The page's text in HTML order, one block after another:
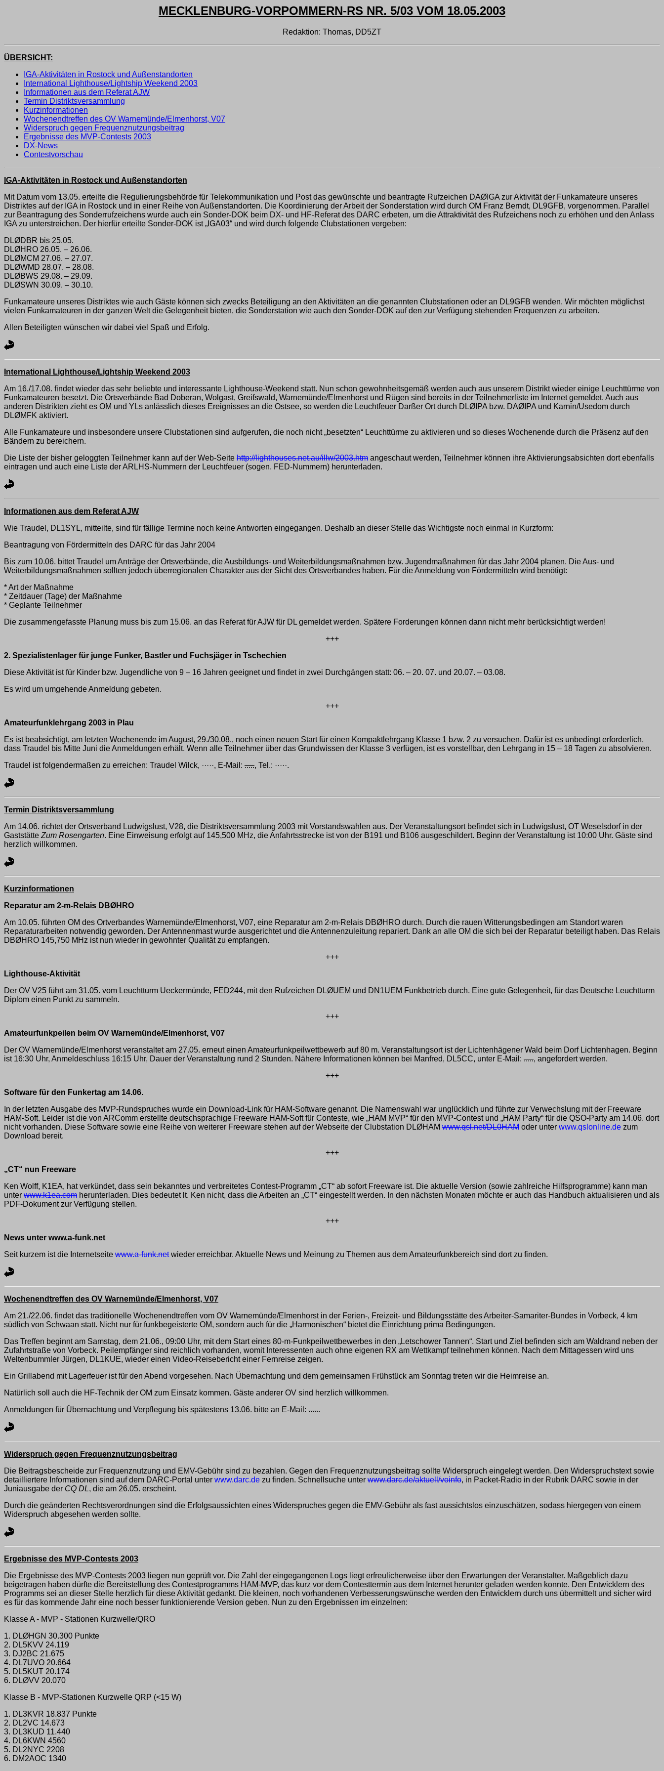
MECKLENBURG-VORPOMMERN-RS NR. 5/03 VOM 18.05.2003
Redaktion: Thomas, DD5ZT
ÜBERSICHT:
IGA-Aktivitäten in Rostock und Außenstandorten
International Lighthouse/Lightship Weekend 2003
Informationen aus dem Referat AJW
Termin Distriktsversammlung
Kurzinformationen
Wochenendtreffen des OV Warnemünde/Elmenhorst, V07
Widerspruch gegen Frequenznutzungsbeitrag
Ergebnisse des MVP-Contests 2003
DX-News
Contestvorschau
IGA-Aktivitäten in Rostock und Außenstandorten
Mit Datum vom 13.05. erteilte die Regulierungsbehörde für Telekommunikation und Post das gewünschte und beantragte Rufzeichen DAØIGA zur Aktivität der Funkamateure unseres
Distriktes auf der IGA in Rostock und in einer Reihe von Außenstandorten. Die Koordinierung der Arbeit der Sonderstation wird durch OM Franz Berndt, DL9GFB, vorgenommen. Parallel
zur Beantragung des Sonderrufzeichens wurde auch ein Sonder-DOK beim DX- und HF-Referat des DARC erbeten, um die Attraktivität des Rufzeichens noch zu erhöhen und den Anlass
IGA zu unterstreichen. Der hierfür erteilte Sonder-DOK ist „IGA03“ und wird durch folgende Clubstationen vergeben:
DLØDBR bis 25.05.
DLØHRO 26.05. – 26.06.
DLØMCM 27.06. – 27.07.
DLØWMD 28.07. – 28.08.
DLØBWS 29.08. – 29.09.
DLØSWN 30.09. – 30.10.
Funkamateure unseres Distriktes wie auch Gäste können sich zwecks Beteiligung an den Aktivitäten an die genannten Clubstationen oder an DL9GFB wenden. Wir möchten möglichst
vielen Funkamateuren in der ganzen Welt die Gelegenheit bieten, die Sonderstation wie auch den Sonder-DOK auf den zur Verfügung stehenden Frequenzen zu arbeiten.
Allen Beteiligten wünschen wir dabei viel Spaß und Erfolg.
International Lighthouse/Lightship Weekend 2003
Am 16./17.08. findet wieder das sehr beliebte und interessante Lighthouse-Weekend statt. Nun schon gewohnheitsgemäß werden auch aus unserem Distrikt wieder einige Leuchttürme von
Funkamateuren besetzt. Die Ortsverbände Bad Doberan, Wolgast, Greifswald, Warnemünde/Elmenhorst und Rügen sind bereits in der Teilnehmerliste im Internet gemeldet. Auch aus
anderen Distrikten zieht es OM und YLs anlässlich dieses Ereignisses an die Ostsee, so werden die Leuchtfeuer Darßer Ort durch DLØIPA bzw. DAØIPA und Karnin/Usedom durch
DLØMFK aktiviert.
Alle Funkamateure und insbesondere unsere Clubstationen sind aufgerufen, die noch nicht „besetzten“ Leuchttürme zu aktivieren und so dieses Wochenende durch die Präsenz auf den
Bändern zu bereichern.
Die Liste der bisher geloggten Teilnehmer kann auf der Web-Seite http://lighthouses.net.au/illw/2003.htm angeschaut werden, Teilnehmer können ihre Aktivierungsabsichten dort ebenfalls
eintragen und auch eine Liste der ARLHS-Nummern der Leuchtfeuer (sogen. FED-Nummern) herunterladen.
Informationen aus dem Referat AJW
Wie Traudel, DL1SYL, mitteilte, sind für fällige Termine noch keine Antworten eingegangen. Deshalb an dieser Stelle das Wichtigste noch einmal in Kurzform:
Beantragung von Fördermitteln des DARC für das Jahr 2004
Bis zum 10.06. bittet Traudel um Anträge der Ortsverbände, die Ausbildungs- und Weiterbildungsmaßnahmen bzw. Jugendmaßnahmen für das Jahr 2004 planen. Die Aus- und
Weiterbildungsmaßnahmen sollten jedoch überregionalen Charakter aus der Sicht des Ortsverbandes haben. Für die Anmeldung von Fördermitteln wird benötigt:
* Art der Maßnahme
* Zeitdauer (Tage) der Maßnahme
* Geplante Teilnehmer
Die zusammengefasste Planung muss bis zum 15.06. an das Referat für AJW für DL gemeldet werden. Spätere Forderungen können dann nicht mehr berücksichtigt werden!
+++
2. Spezialistenlager für junge Funker, Bastler und Fuchsjäger in Tschechien
Diese Aktivität ist für Kinder bzw. Jugendliche von 9 – 16 Jahren geeignet und findet in zwei Durchgängen statt: 06. – 20. 07. und 20.07. – 03.08.
Es wird um umgehende Anmeldung gebeten.
+++
Amateurfunklehrgang 2003 in Plau
Es ist beabsichtigt, am letzten Wochenende im August, 29./30.08., noch einen neuen Start für einen Kompaktlehrgang Klasse 1 bzw. 2 zu versuchen. Dafür ist es unbedingt erforderlich,
dass Traudel bis Mitte Juni die Anmeldungen erhält. Wenn alle Teilnehmer über das Grundwissen der Klasse 3 verfügen, ist es vorstellbar, den Lehrgang in 15 – 18 Tagen zu absolvieren.
Traudel ist folgendermaßen zu erreichen: Traudel Wilck, ·····, E-Mail: ....., Tel.: ·····.
Termin Distriktsversammlung
Am 14.06. richtet der Ortsverband Ludwigslust, V28, die Distriktsversammlung 2003 mit Vorstandswahlen aus. Der Veranstaltungsort befindet sich in Ludwigslust, OT Weselsdorf in der
Gaststätte Zum Rosengarten. Eine Einweisung erfolgt auf 145,500 MHz, die Anfahrtsstrecke ist von der B191 und B106 ausgeschildert. Beginn der Veranstaltung ist 10:00 Uhr. Gäste sind
herzlich willkommen.
Kurzinformationen
Reparatur am 2-m-Relais DBØHRO
Am 10.05. führten OM des Ortverbandes Warnemünde/Elmenhorst, V07, eine Reparatur am 2-m-Relais DBØHRO durch. Durch die rauen Witterungsbedingen am Standort waren
Reparaturarbeiten notwendig geworden. Der Antennenmast wurde ausgerichtet und die Antennenzuleitung repariert. Dank an alle OM die sich bei der Reparatur beteiligt haben. Das Relais
DBØHRO 145,750 MHz ist nun wieder in gewohnter Qualität zu empfangen.
+++
Lighthouse-Aktivität
Der OV V25 führt am 31.05. vom Leuchtturm Ueckermünde, FED244, mit den Rufzeichen DLØUEM und DN1UEM Funkbetrieb durch. Eine gute Gelegenheit, für das Deutsche Leuchtturm
Diplom einen Punkt zu sammeln.
+++
Amateurfunkpeilen beim OV Warnemünde/Elmenhorst, V07
Der OV Warnemünde/Elmenhorst veranstaltet am 27.05. erneut einen Amateurfunkpeilwettbewerb auf 80 m. Veranstaltungsort ist der Lichtenhägener Wald beim Dorf Lichtenhagen. Beginn
ist 16:30 Uhr, Anmeldeschluss 16:15 Uhr, Dauer der Veranstaltung rund 2 Stunden. Nähere Informationen können bei Manfred, DL5CC, unter E-Mail: ....., angefordert werden.
+++
Software für den Funkertag am 14.06.
In der letzten Ausgabe des MVP-Rundspruches wurde ein Download-Link für HAM-Software genannt. Die Namenswahl war unglücklich und führte zur Verwechslung mit der Freeware
HAM-Soft. Leider ist die von ARComm erstellte deutschsprachige Freeware HAM-Soft für Conteste, wie „HAM MVP“ für den MVP-Contest und „HAM Party“ für die QSO-Party am 14.06. dort
nicht vorhanden. Diese Software sowie eine Reihe von weiterer Freeware stehen auf der Webseite der Clubstation DLØHAM www.qsl.net/DL0HAM oder unter www.qslonline.de zum
Download bereit.
+++
„CT“ nun Freeware
Ken Wolff, K1EA, hat verkündet, dass sein bekanntes und verbreitetes Contest-Programm „CT“ ab sofort Freeware ist. Die aktuelle Version (sowie zahlreiche Hilfsprogramme) kann man
unter www.k1ea.com herunterladen. Dies bedeutet lt. Ken nicht, dass die Arbeiten an „CT“ eingestellt werden. In den nächsten Monaten möchte er auch das Handbuch aktualisieren und als
PDF-Dokument zur Verfügung stellen.
+++
News unter www.a-funk.net
Seit kurzem ist die Internetseite www.a-funk.netwieder erreichbar. Aktuelle News und Meinung zu Themen aus dem Amateurfunkbereich sind dort zu finden.
Wochenendtreffen des OV Warnemünde/Elmenhorst, V07
Am 21./22.06. findet das traditionelle Wochenendtreffen vom OV Warnemünde/Elmenhorst in der Ferien-, Freizeit- und Bildungsstätte des Arbeiter-Samariter-Bundes in Vorbeck, 4 km
südlich von Schwaan statt. Nicht nur für funkbegeisterte OM, sondern auch für die „Harmonischen“ bietet die Einrichtung prima Bedingungen.
Das Treffen beginnt am Samstag, dem 21.06., 09:00 Uhr, mit dem Start eines 80-m-Funkpeilwettbewerbes in den „Letschower Tannen“. Start und Ziel befinden sich am Waldrand neben der
Zufahrtstraße von Vorbeck. Peilempfänger sind reichlich vorhanden, womit Interessenten auch ohne eigenen RX am Wettkampf teilnehmen können. Nach dem Mittagessen wird uns
Weltenbummler Jürgen, DL1KUE, wieder einen Video-Reisebericht einer Fernreise zeigen.
Ein Grillabend mit Lagerfeuer ist für den Abend vorgesehen. Nach Übernachtung und dem gemeinsamen Frühstück am Sonntag treten wir die Heimreise an.
Natürlich soll auch die HF-Technik der OM zum Einsatz kommen. Gäste anderer OV sind herzlich willkommen.
Anmeldungen für Übernachtung und Verpflegung bis spätestens 13.06. bitte an E-Mail: ......
Widerspruch gegen Frequenznutzungsbeitrag
Die Beitragsbescheide zur Frequenznutzung und EMV-Gebühr sind zu bezahlen. Gegen den Frequenznutzungsbeitrag sollte Widerspruch eingelegt werden. Den Widerspruchstext sowie
detailliertere Informationen sind auf dem DARC-Portal unter www.darc.de zu finden. Schnellsuche unter www.darc.de/aktuell/voinfo, in Packet-Radio in der Rubrik DARC sowie in der
Juniausgabe der CQ DL, die am 26.05. erscheint.
Durch die geänderten Rechtsverordnungen sind die Erfolgsaussichten eines Widerspruches gegen die EMV-Gebühr als fast aussichtslos einzuschätzen, sodass hiergegen von einem
Widerspruch abgesehen werden sollte.
Ergebnisse des MVP-Contests 2003
Die Ergebnisse des MVP-Contests 2003 liegen nun geprüft vor. Die Zahl der eingegangenen Logs liegt erfreulicherweise über den Erwartungen der Veranstalter. Maßgeblich dazu
beigetragen haben dürfte die Bereitstellung des Contestprogramms HAM-MVP, das kurz vor dem Contesttermin aus dem Internet herunter geladen werden konnte. Den Entwicklern des
Programms sei an dieser Stelle herzlich für diese Aktivität gedankt. Die kleinen, noch vorhandenen Verbesserungswünsche werden den Entwicklern durch uns übermittelt und sicher wird
es für das kommende Jahr eine noch besser funktionierende Version geben. Nun zu den Ergebnissen im einzelnen:
Klasse A - MVP - Stationen Kurzwelle/QRO
1. DLØHGN 30.300 Punkte
2. DL5KVV 24.119
3. DJ2BC 21.675
4. DL7UVO 20.664
5. DL5KUT 20.174
6. DLØVV 20.070
Klasse B - MVP-Stationen Kurzwelle QRP (<15 W)
1. DL3KVR 18.837 Punkte
2. DL2VC 14.673
3. DL3KUD 11.440
4. DL6KWN 4560
5. DL2NYC 2208
6. DM2AOC 1340